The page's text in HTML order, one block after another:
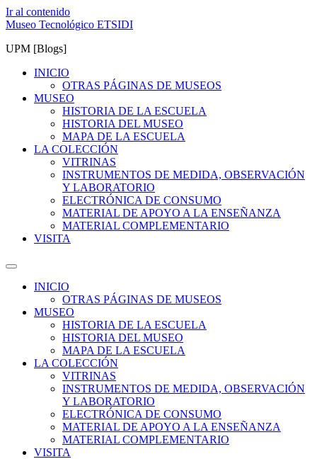
Ir al contenido
Museo Tecnológico ETSIDI
UPM [Blogs]
INICIO
OTRAS PÁGINAS DE MUSEOS
MUSEO
HISTORIA DE LA ESCUELA
HISTORIA DEL MUSEO
MAPA DE LA ESCUELA
LA COLECCIÓN
VITRINAS
INSTRUMENTOS DE MEDIDA, OBSERVACIÓN
Y LABORATORIO
ELECTRÓNICA DE CONSUMO
MATERIAL DE APOYO A LA ENSEÑANZA
MATERIAL COMPLEMENTARIO
VISITA
INICIO
OTRAS PÁGINAS DE MUSEOS
MUSEO
HISTORIA DE LA ESCUELA
HISTORIA DEL MUSEO
MAPA DE LA ESCUELA
LA COLECCIÓN
VITRINAS
INSTRUMENTOS DE MEDIDA, OBSERVACIÓN
Y LABORATORIO
ELECTRÓNICA DE CONSUMO
MATERIAL DE APOYO A LA ENSEÑANZA
MATERIAL COMPLEMENTARIO
VISITA